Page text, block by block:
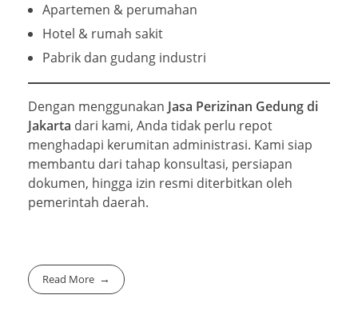
Apartemen & perumahan
Hotel & rumah sakit
Pabrik dan gudang industri
Dengan menggunakan Jasa Perizinan Gedung di
Jakarta dari kami, Anda tidak perlu repot
menghadapi kerumitan administrasi. Kami siap
membantu dari tahap konsultasi, persiapan
dokumen, hingga izin resmi diterbitkan oleh
pemerintah daerah.
Read More